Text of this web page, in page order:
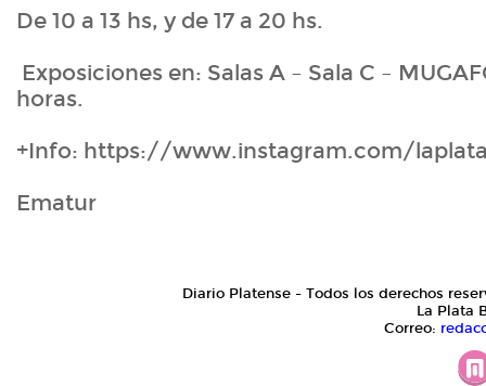
De 10 a 13 hs, y de 17 a 20 hs.
Exposiciones en: Salas A – Sala C –
horas.
+Info: https://www.instagram.com/
Ematur
Diario Platense - Todos los derechos
La Plata
Correo: